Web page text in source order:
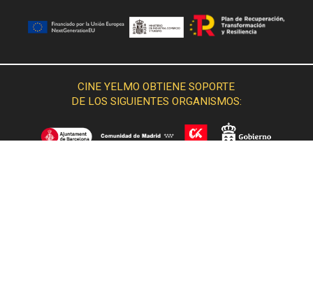
CINE YELMO OBTIENE SOPORTE
DE LOS SIGUIENTES ORGANISMOS: